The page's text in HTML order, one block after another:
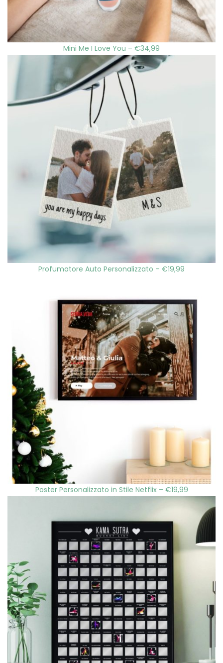
Mini Me I Love You – €34,99
Profumatore Auto Personalizzato – €19,99
Poster Personalizzato in Stile Netflix – €19,99